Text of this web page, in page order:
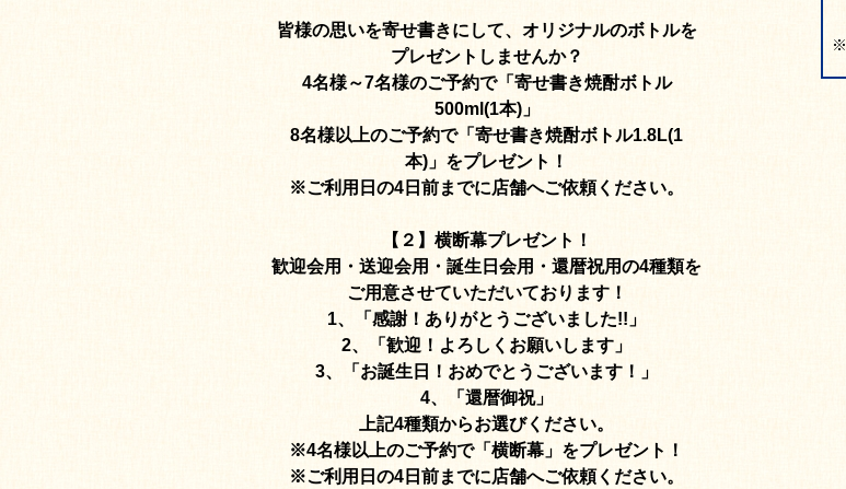
皆様の思いを寄せ書きにして、オリジナルのボトルを
プレゼントしませんか？
4名様～7名様のご予約で「寄せ書き焼酎ボトル
500ml(1本)」
8名様以上のご予約で「寄せ書き焼酎ボトル1.8L(1
本)」をプレゼント！
※ご利用日の4日前までに店舗へご依頼ください。
【２】横断幕プレゼント！
歓迎会用・送迎会用・誕生日会用・還暦祝用の4種類を
ご用意させていただいております！
1、「感謝！ありがとうございました!!」
2、「歓迎！よろしくお願いします」
3、「お誕生日！おめでとうございます！」
4、「還暦御祝」
上記4種類からお選びください。
※4名様以上のご予約で「横断幕」をプレゼント！
※ご利用日の4日前までに店舗へご依頼ください。
※